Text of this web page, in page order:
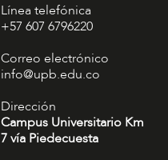
Línea telefónica
+57 607 6796220
Correo electrónico
info@upb.edu.co
Dirección
Campus Universitario Km
7 vía Piedecuesta